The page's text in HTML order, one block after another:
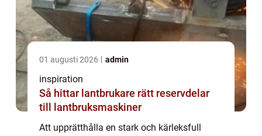
01 augusti 2026 admin
inspiration
Så hittar lantbrukare rätt reservdelar
till lantbruksmaskiner
Att upprätthålla en stark och kärleksfull